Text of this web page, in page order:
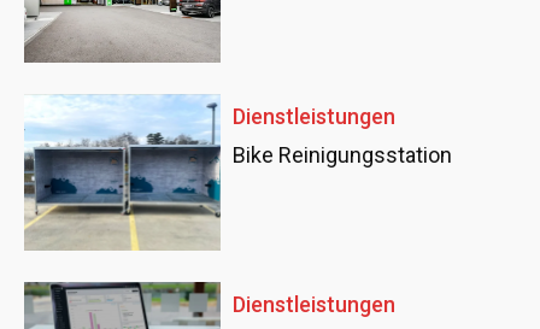
Dienstleistungen
Bike Reinigungsstation
Dienstleistungen